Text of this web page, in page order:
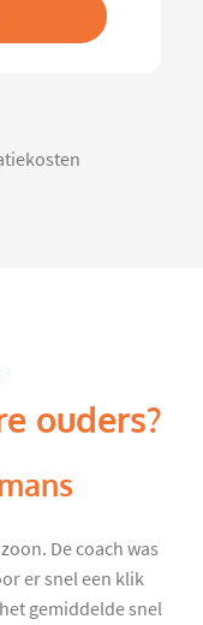
ouders?
De coach was
er snel een klik
gemiddelde snel